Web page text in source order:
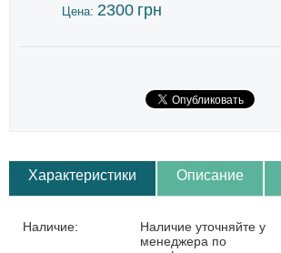
Цена: 2300 грн
Характеристики Описание
Наличие:
Наличие уточняйте у
менеджера по